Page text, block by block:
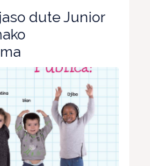
dute Junior